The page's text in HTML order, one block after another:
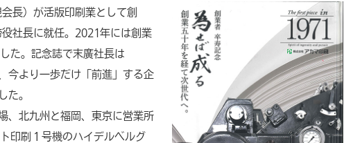
長）が活版印刷業として創
社長に就任。2021年には創業
た。記念誌で末廣社長は
今より一歩だけ「前進」する企
。
、北九州と福岡、東京に営業所
印刷１号機のハイデルベルグ